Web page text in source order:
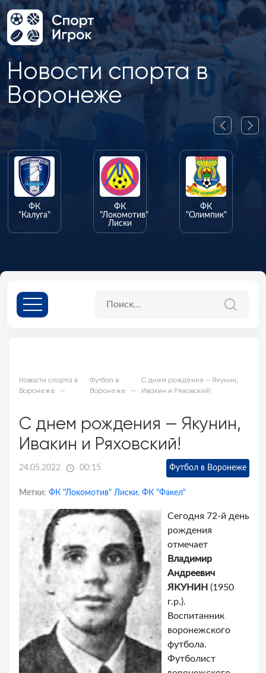
Новости спорта в
Воронеже
ФК
"Калуга"
ФК
"Локомотив"
Лиски
ФК
"Олимпик"
Новости спорта в
Воронеже
Футбол в
Воронеже
С днем рождения — Якунин,
Ивакин и Ряховский!
С днем рождения — Якунин,
Ивакин и Ряховский!
24.05.2022 00:15 Футбол в Воронеже
Метки: ФК "Локомотив" Лиски, ФК "Факел"
Сегодня 72-й день
рождения
отмечает
Владимир
Андреевич
ЯКУНИН (1950
г.р.).
Воспитанник
воронежского
футбола.
Футболист